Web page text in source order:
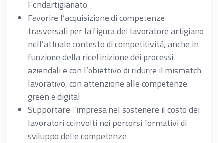
Fondartigianato
Favorire l’acquisizione di competenze
trasversali per la figura del lavoratore artigiano
nell’attuale contesto di competitività, anche in
funzione della ridefinizione dei processi
aziendali e con l’obiettivo di ridurre il mismatch
lavorativo, con attenzione alle competenze
green e digital
Supportare l’impresa nel sostenere il costo dei
lavoratori coinvolti nei percorsi formativi di
sviluppo delle competenze